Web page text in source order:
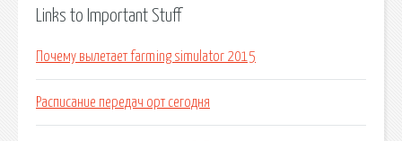
Links to Important Stuff
Почему вылетает farming simulator 2015
Расписание передач орт сегодня